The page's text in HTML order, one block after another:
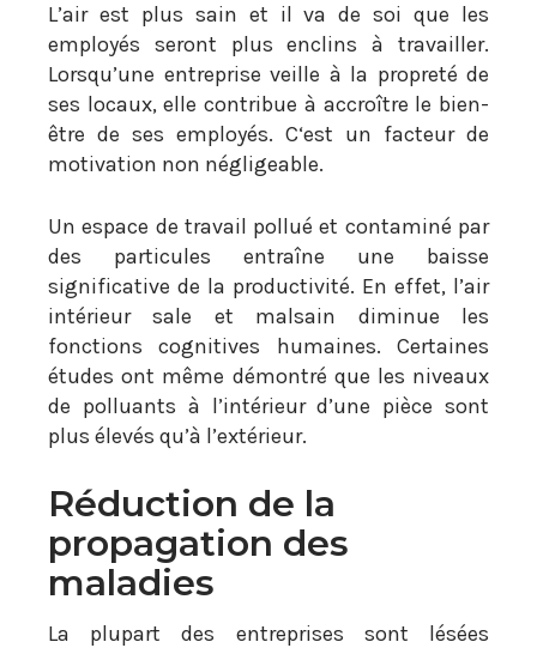
L’air est plus sain et il va de soi que les
employés seront plus enclins à travailler.
Lorsqu’une entreprise veille à la propreté de
ses locaux, elle contribue à accroître le bien-
être de ses employés. C‘est un facteur de
motivation non négligeable.
Un espace de travail pollué et contaminé par
des particules entraîne une baisse
significative de la productivité. En effet, l’air
intérieur sale et malsain diminue les
fonctions cognitives humaines. Certaines
études ont même démontré que les niveaux
de polluants à l’intérieur d’une pièce sont
plus élevés qu’à l’extérieur.
Réduction de la
propagation des
maladies
La plupart des entreprises sont lésées